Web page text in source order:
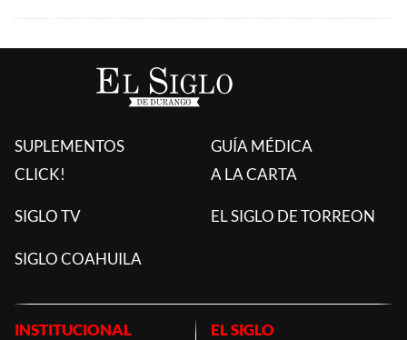
SUPLEMENTOS
CLICK!
GUÍA MÉDICA
A LA CARTA
SIGLO TV EL SIGLO DE TORREON
SIGLO COAHUILA
INSTITUCIONAL
EL SIGLO